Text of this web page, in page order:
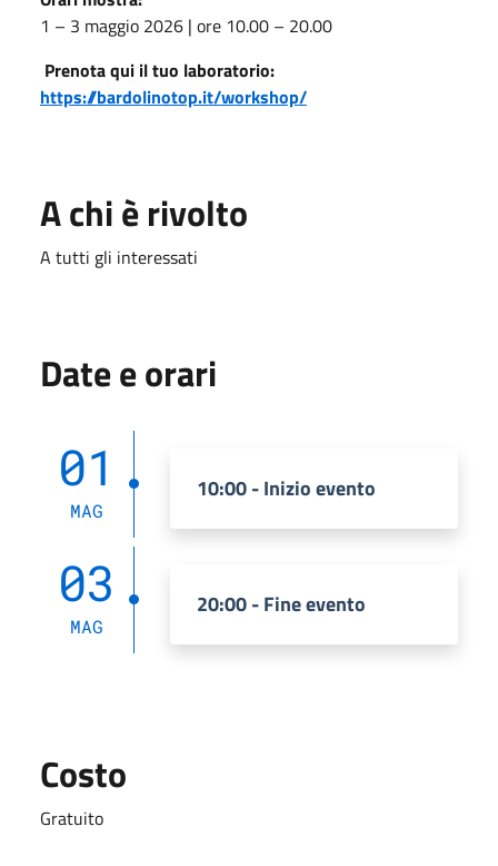
1 – 3 maggio 2026 | ore 10.00 – 20.00
Prenota qui il tuo laboratorio:
https://bardolinotop.it/workshop/
A chi è rivolto
A tutti gli interessati
Date e orari
01
MAG
10:00 - Inizio evento
03
MAG
20:00 - Fine evento
Costo
Gratuito